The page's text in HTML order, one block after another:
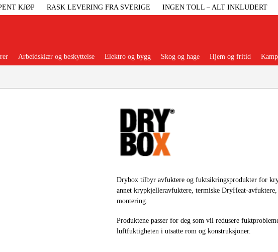
KJØP RASK LEVERING FRA SVERIGE INGEN TOLL – ALT INKLUDERT
Maskiner Og Verktøy
Maskintilbehør
Elektro Og
Arbeidsklær og beskyttelse Elektro og bygg Skog og hage Hjem og fritid
Drybox tilbyr avfuktere og fuktsikringsprodukter for
annet krypkjelleravfuktere, termiske DryHeat-
montering.
Produktene passer for deg som vil redusere
luftfuktigheten i utsatte rom og konstruksjoner.